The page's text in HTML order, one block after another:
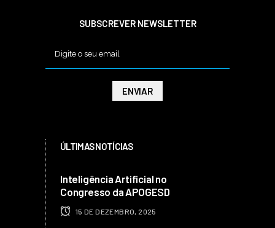
SUBSCREVER NEWSLETTER
ÚLTIMAS NOTÍCIAS
Inteligência Artificial no
Congresso da APOGESD
15 DE DEZEMBRO, 2025